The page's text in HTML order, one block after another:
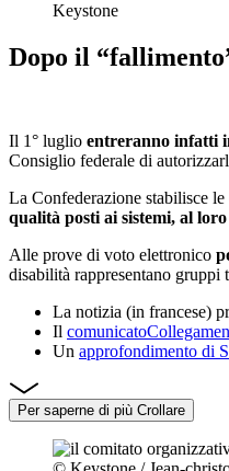
Keystone
Dopo il
Il 1° luglio entreranno infatti
Consiglio federale di
La Confederazione stabilisce
qualità posti ai sistemi, al
Alle prove di voto elettronico
disabilità rappresentano
La notizia (in francese)
Il comunicato
Un approfondimento di
Per saperne di più Crollare